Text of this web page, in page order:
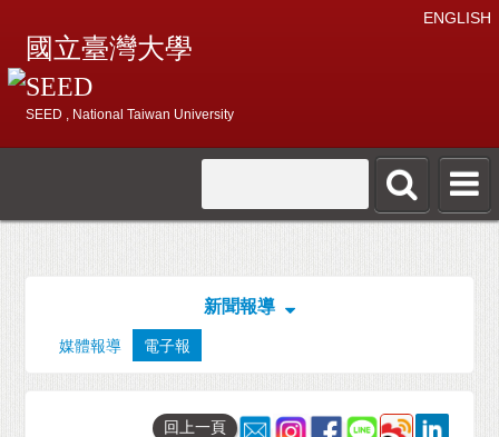
ENGLISH
國立臺灣大學
SEED
SEED , National Taiwan University
新聞報導
媒體報導 電子報
回上一頁